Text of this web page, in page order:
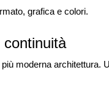
grafica e colori.
moderna architettura.
NOTIZIE
Il museo